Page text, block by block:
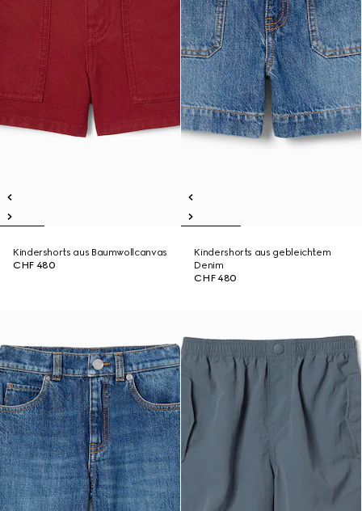
Kindershorts aus Baumwollcanvas
CHF 480
Kindershorts aus gebleichtem
Denim
CHF 480